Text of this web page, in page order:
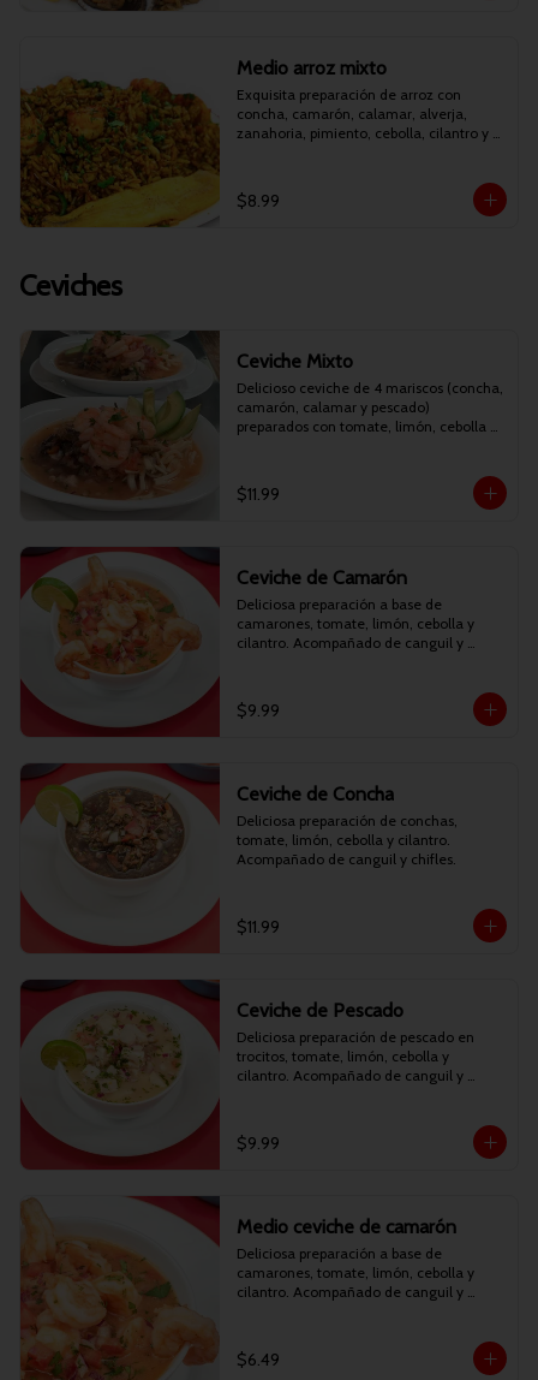
Medio arroz mixto
Exquisita preparación de arroz con
concha, camarón, calamar, alverja,
zanahoria, pimiento, cebolla, cilantro y
$8.99
Ceviches
Ceviche Mixto
Delicioso ceviche de 4 mariscos (concha,
camarón, calamar y pescado)
preparados con tomate, limón, cebolla y
$11.99
Ceviche de Camarón
Deliciosa preparación a base de
camarones, tomate, limón, cebolla y
cilantro. Acompañado de canguil y
$9.99
Ceviche de Concha
Deliciosa preparación de conchas,
tomate, limón, cebolla y cilantro.
Acompañado de canguil y chifles.
$11.99
Ceviche de Pescado
Deliciosa preparación de pescado en
trocitos, tomate, limón, cebolla y
cilantro. Acompañado de canguil y
$9.99
Medio ceviche de camarón
Deliciosa preparación a base de
camarones, tomate, limón, cebolla y
cilantro. Acompañado de canguil y
$6.49